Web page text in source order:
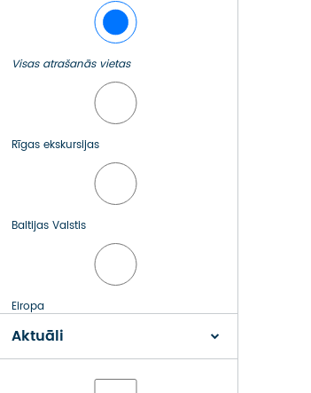
Seko mums:
Visas atrašanās vietas
Rīgas ekskursijas
Baltijas Valstis
Eiropa
Aktuāli